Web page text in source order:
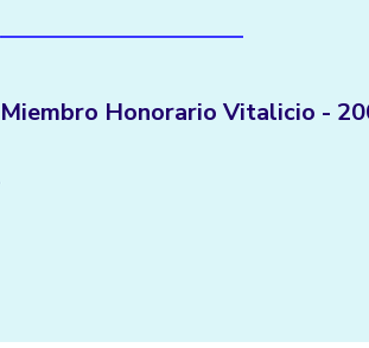
Miembro Honorario Vitalicio -